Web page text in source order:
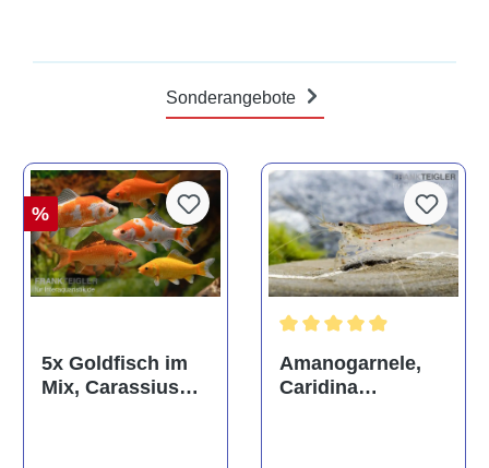
Sonderangebote
%
5x Goldfisch im
Mix, Carassius
Amanogarnele,
Caridina